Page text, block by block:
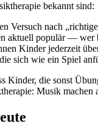
bekannt sind:
Versuch nach
aktuell populär — wer
Kinder jederzeit
sich wie ein Spiel
Kinder, die sonst
Musik